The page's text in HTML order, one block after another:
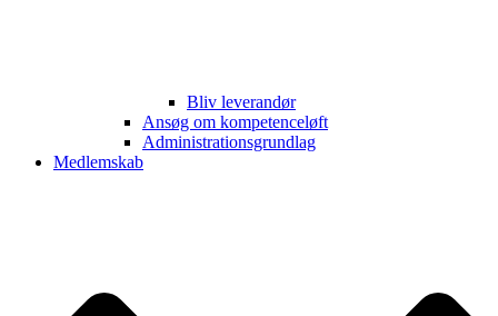
Bliv leverandør
Ansøg om kompetenceløft
Administrationsgrundlag
Medlemskab